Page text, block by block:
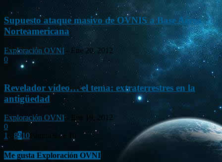
Supuesto ataque masivo de OVNIS a Base Aérea
Norteamericana
Exploración OVNI - Ene 20, 2012
0
Revelador vídeo… el tema: extraterrestres en la
antigüedad
Exploración OVNI -
Ene 19, 2012
0
1 ... 8910 Página 9 de 10
Me gusta Exploración OVNI